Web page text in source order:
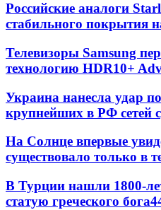
Российские аналоги
стабильного покрытия
Телевизоры Samsung
технологию HDR10+
Украина нанесла удар
крупнейших в РФ сетей
На Солнце впервые
существовало только в
В Турции нашли 1800-
статую греческого бога